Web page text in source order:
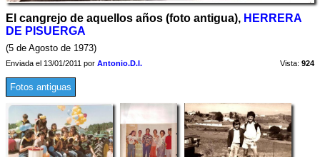
El cangrejo de aquellos años (foto antigua), HERRERA
DE PISUERGA
(5 de Agosto de 1973)
Enviada el 13/01/2011 por Antonio.D.I. Vista: 924
Fotos antiguas